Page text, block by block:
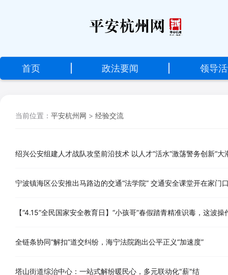
首
页
藏
首页 政法要闻 领导
当前位置： 平安杭州网 > 经验交流
绍兴公安组建人才战队攻坚前沿技术 以人才“活水”激荡警务创新“大
宁波镇海区公安推出马路边的交通“法学院” 交通安全课堂开在家门
【“4.15”全民国家安全教育日】“小孩哥”春假踏青精准识毒，这波
全链条协同“解扣”道交纠纷，海宁法院跑出公平正义“加速度”
塔山街道综治中心：一站式解纷暖民心，多元联动化"薪"结